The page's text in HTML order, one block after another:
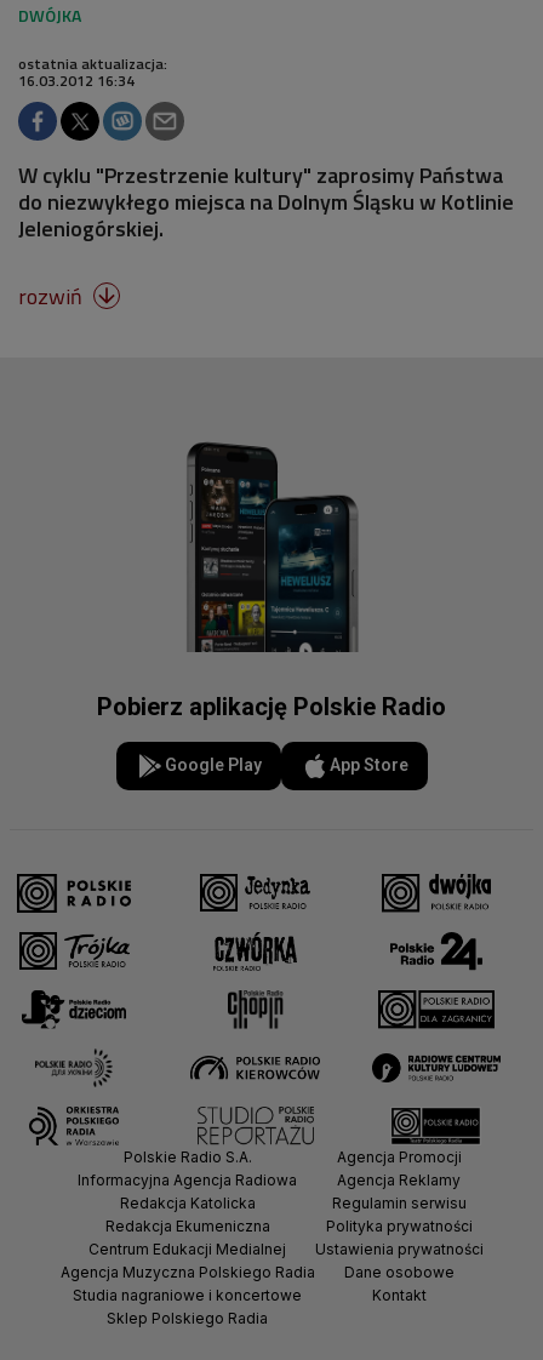
ostatnia aktualizacja:
16.03.2012 16:34
W cyklu "Przestrzenie kultury" zaprosimy Państwa
do niezwykłego miejsca na Dolnym Śląsku w Kotlinie
Jeleniogórskiej.
rozwiń 
Pobierz aplikację Polskie Radio
Google Play App Store
Polskie Radio S.A.
Informacyjna Agencja Radiowa
Redakcja Katolicka
Redakcja Ekumeniczna
Centrum Edukacji Medialnej
Agencja Muzyczna Polskiego Radia
Studia nagraniowe i koncertowe
Sklep Polskiego Radia
Agencja Promocji
Agencja Reklamy
Regulamin serwisu
Polityka prywatności
Ustawienia prywatności
Dane osobowe
Kontakt